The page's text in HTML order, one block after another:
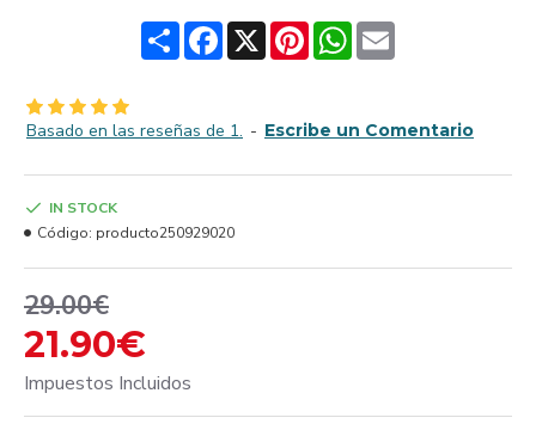
ShareFacebook
X PinterestWhatsApp
Email
Basado en las reseñas de 1. - Escribe un Comentario
21.90€
29.00€
Impuestos Incluidos
IN STOCK
Código: producto250929020